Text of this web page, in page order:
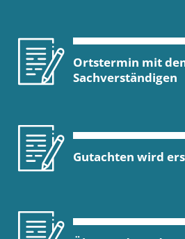
Ortstermin mit
Sachverständigen
Gutachten wird